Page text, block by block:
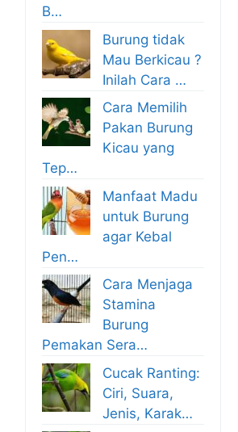
B…
Burung tidak
Mau Berkicau ?
Inilah Cara …
Cara Memilih
Pakan Burung
Kicau yang
Tep…
Manfaat Madu
untuk Burung
agar Kebal
Pen…
Cara Menjaga
Stamina
Burung
Pemakan Sera…
Cucak Ranting:
Ciri, Suara,
Jenis, Karak…